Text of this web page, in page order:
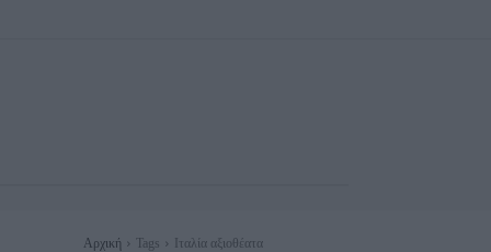
Αρχική Tags Ιταλία αξιοθέατα